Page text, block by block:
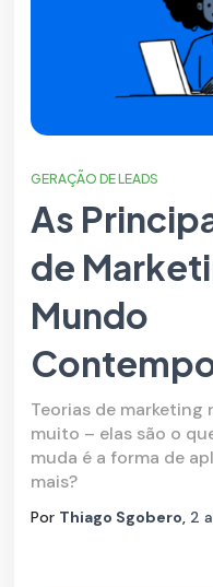
GERAÇÃO DE LEADS
As
de
Mundo
Teorias de
muito – elas são o
muda é a forma de
mais?
Por Thiago Sgobero, 2